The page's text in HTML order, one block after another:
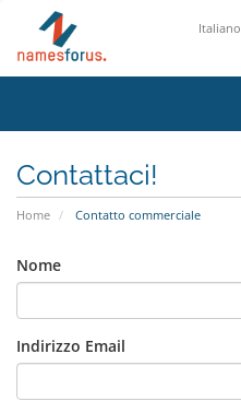
Italiano
Contattaci!
Home Contatto commerciale
Nome
Indirizzo Email